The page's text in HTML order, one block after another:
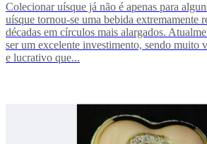
Colecionar uísque já não é apenas para
uísque tornou-se uma bebida extremamente
décadas em círculos mais alargados.
ser um excelente investimento, sendo muito
e lucrativo que...